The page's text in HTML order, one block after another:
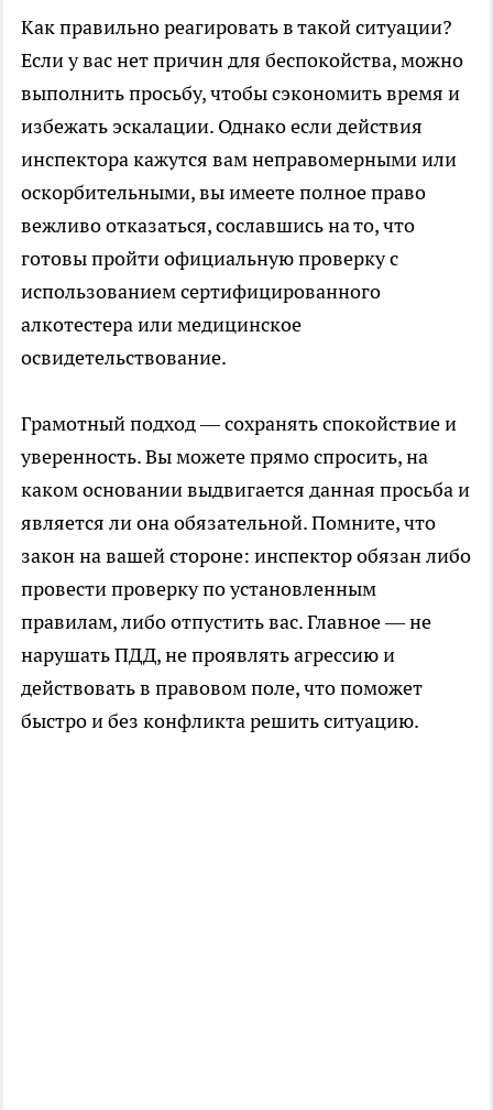
Как правильно реагировать в такой ситуации?
Если у вас нет причин для беспокойства, можно
выполнить просьбу, чтобы сэкономить время и
избежать эскалации. Однако если действия
инспектора кажутся вам неправомерными или
оскорбительными, вы имеете полное право
вежливо отказаться, сославшись на то, что
готовы пройти официальную проверку с
использованием сертифицированного
алкотестера или медицинское
освидетельствование.
Грамотный подход — сохранять спокойствие и
уверенность. Вы можете прямо спросить, на
каком основании выдвигается данная просьба и
является ли она обязательной. Помните, что
закон на вашей стороне: инспектор обязан либо
провести проверку по установленным
правилам, либо отпустить вас. Главное — не
нарушать ПДД, не проявлять агрессию и
действовать в правовом поле, что поможет
быстро и без конфликта решить ситуацию.